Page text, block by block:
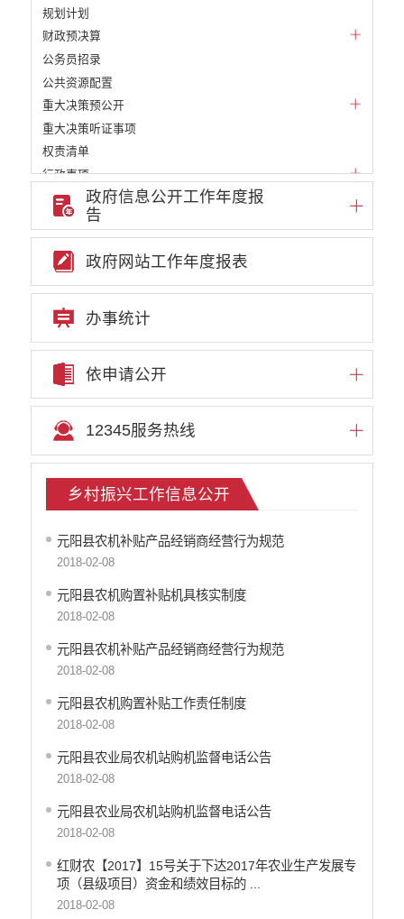
规划计划
财政预决算
公务员招录
公共资源配置
重大决策预公开
重大决策听证事项
权责清单
行政事项
部门信息公开基本目录
重大项目
审批改革信息公开
教育信息公开
民政信息公开
自然资源信息公开
住房保障信息公开
文化机构信息公开
医疗卫生机构信息公开
市场监督管理信息公开
公共资源交易信息公开
应急管理信息公开
重大建设项目信息公开
国有土地房屋征收补偿信息公开
旅游市场秩序和服务质量信息公开
推进户籍和出入境管理服务公开
不动产登记信息公开
公务员管理信息公开
红河州网上新闻发布厅
政府信息公开工作年度报
告
政府网站工作年度报表
办事统计
依申请公开
12345服务热线
乡村振兴工作信息公开
元阳县农机补贴产品经销商经营行为规范
2018-02-08
元阳县农机购置补贴机具核实制度
2018-02-08
元阳县农机补贴产品经销商经营行为规范
2018-02-08
元阳县农机购置补贴工作责任制度
2018-02-08
元阳县农业局农机站购机监督电话公告
2018-02-08
元阳县农业局农机站购机监督电话公告
2018-02-08
红财农【2017】15号关于下达2017年农业生产发展专
项（县级项目）资金和绩效目标的 ...
2018-02-08